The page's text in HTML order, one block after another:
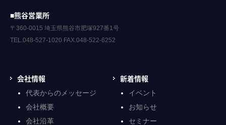
■熊谷営業所
〒360-0015 埼玉県熊谷市肥塚927番1号
TEL.048-527-1020 FAX.048-522-6252
会社情報
代表からのメッセージ
会社概要
会社沿革
新着情報
イベント
お知らせ
セミナー